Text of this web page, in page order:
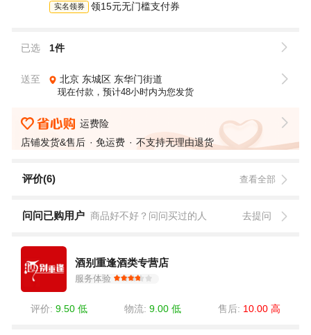
实名领券 领15元无门槛支付券
已选 1件
送至 北京 东城区 东华门街道
现在付款，预计48小时内为您发货
运费险
店铺发货&售后
免运费 不支持无理由退货
评价(6) 查看全部
问问已购用户 商品好不好？问问买过的人 去提问
酒别重逢酒类专营店
服务体验
评价: 9.50 低 物流: 9.00 低 售后: 10.00 高